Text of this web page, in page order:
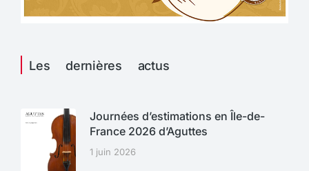
Les dernières actus
Journées d’estimations en Île-de-
France 2026 d’Aguttes
1 juin 2026